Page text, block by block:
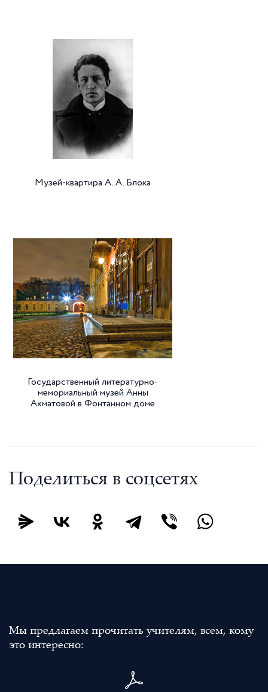
Музей-квартира А. А. Блока
Государственный литературно-
мемориальный музей Анны
Ахматовой в Фонтанном доме
Поделиться в соцсетях
Мы предлагаем прочитать учителям, всем, кому
это интересно: